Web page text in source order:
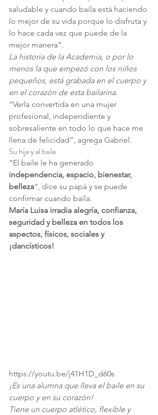
saludable y cuando baila está haciendo
lo mejor de su vida porque lo disfruta y
lo hace cada vez que puede de la
mejor manera”.
La historia de la Academia, o por lo
menos la que empezó con los niños
pequeños, está grabada en el cuerpo y
en el corazón de esta bailarina.
“Verla convertida en una mujer
profesional, independiente y
sobresaliente en todo lo que hace me
llena de felicidad”, agrega Gabriel.
Su hija y el baile
“El baile le ha generado
independencia, espacio, bienestar,
belleza“, dice su papá y se puede
confirmar cuando baila.
María Luisa irradia alegría, confianza,
seguridad y belleza en todos los
aspectos, físicos, sociales y
¡dancísticos!
https://youtu.be/j41H1D_d60s
¡Es una alumna que lleva el baile en su
cuerpo y en su corazón!
Tiene un cuerpo atlético, flexible y